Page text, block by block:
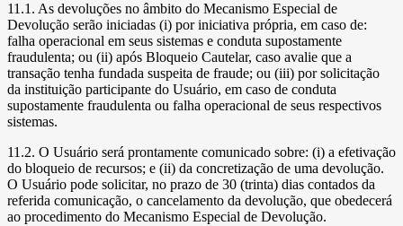
11.1. As devoluções no âmbito do Mecanismo Especial de
Devolução serão iniciadas (i) por iniciativa própria, em caso de:
falha operacional em seus sistemas e conduta supostamente
fraudulenta; ou (ii) após Bloqueio Cautelar, caso avalie que a
transação tenha fundada suspeita de fraude; ou (iii) por solicitação
da instituição participante do Usuário, em caso de conduta
supostamente fraudulenta ou falha operacional de seus respectivos
sistemas.
11.2. O Usuário será prontamente comunicado sobre: (i) a efetivação
do bloqueio de recursos; e (ii) da concretização de uma devolução.
O Usuário pode solicitar, no prazo de 30 (trinta) dias contados da
referida comunicação, o cancelamento da devolução, que obedecerá
ao procedimento do Mecanismo Especial de Devolução.